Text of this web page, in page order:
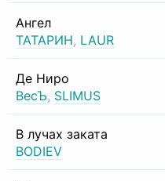
Ангел
ТАТАРИН, LAUR
Де Ниро
ВесЪ, SLIMUS
В лучах заката
BODIEV